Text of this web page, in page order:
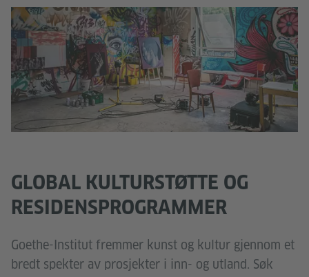
GLOBAL KULTURSTØTTE OG
RESIDENSPROGRAMMER
Goethe-Institut fremmer kunst og kultur gjennom et
bredt spekter av prosjekter i inn- og utland. Søk